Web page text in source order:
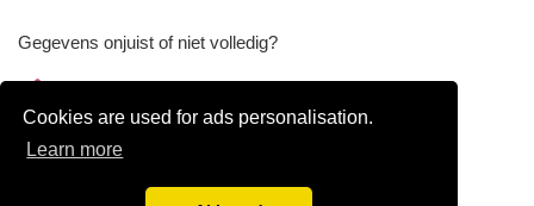
Cookies are used for ads personalisation.
Learn more
Gegevens onjuist of niet volledig?